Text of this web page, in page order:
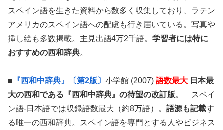
スペイン語を生きた資料から数多く収集しており、ラテン
アメリカのスペイン語への配慮も行き届いている。写真や
挿し絵も多数掲載。主見出語4万2千語。 学習者には特に
おすすめの西和辞典。
■ 『西和中辞典』〔第2版〕 小学館 (2007) 語数最大 日本最
大の西和である『西和中辞典』の待望の改訂版。 スペイ
ン語-日本語では収録語数最大（約8万語）。 語源も記載す
る唯一の西和辞典。スペイン語を専門とする人やビジネス